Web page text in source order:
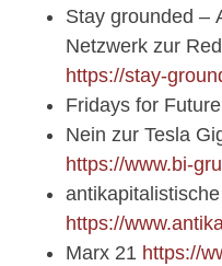
Stay grounded –
Netzwerk zur
https://stay-
Fridays for Future
Nein zur Tesla
https://www.bi-
https://
Marx 21 https://